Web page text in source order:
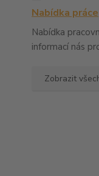
Nabídka práce
Nabídka
informací nás
Zobrazit